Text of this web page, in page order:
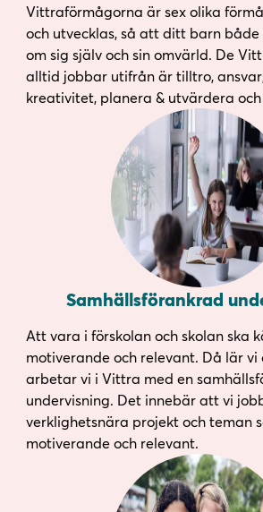
Vittraförmågorna är sex olika
och utvecklas, så att ditt barn
om sig själv och sin omvärld. De
alltid jobbar utifrån är tilltro,
kreativitet, planera & utvärdera
Samhällsförankrad
Att vara i förskolan och skolan ska
motiverande och relevant. Då lär vi
arbetar vi i Vittra med en
undervisning. Det innebär att vi
verklighetsnära projekt och teman
motiverande och relevant.